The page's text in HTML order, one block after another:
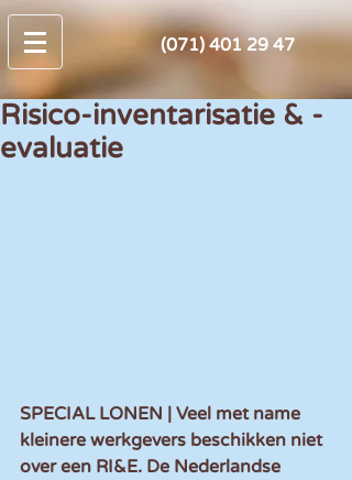
(071) 401 29 47
Risico-inventarisatie & -
evaluatie
SPECIAL LONEN | Veel met name
kleinere werkgevers beschikken niet
over een RI&E. De Nederlandse